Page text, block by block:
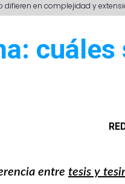
en complejidad y
entre tesis y